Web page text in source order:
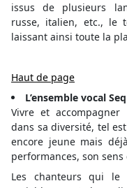
issus de plusieurs
russe, italien, etc., le
laissant ainsi toute la
Haut de page
L’ensemble vocal
Vivre et accompagner
dans sa diversité, tel
encore jeune mais
performances, son
Les chanteurs qui le